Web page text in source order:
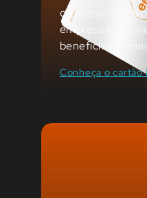
organizar as
empresa e
benefícios
Conheça o cartão